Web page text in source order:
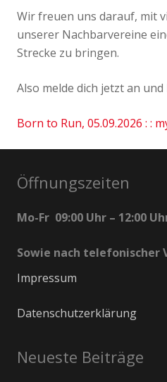
Wir freuen uns darauf, mit
unserer Nachbarvereine
Strecke zu bringen.
Also melde dich jetzt an und
Born to Run, 05.09.2026 : :
Öffnungszeiten
Mo-Fr 09:00 Uhr – 12:00
Sowie nach telefonischer
Impressum
Datenschutzerklärung
Neueste Beiträge